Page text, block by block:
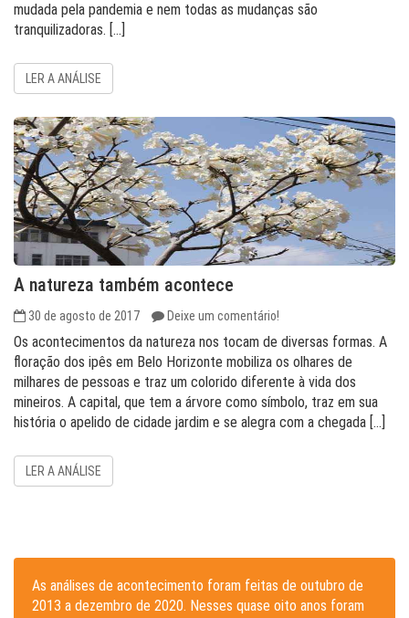
mudada pela pandemia e nem todas as mudanças são
tranquilizadoras. […]
LER A ANÁLISE
A natureza também acontece
30 de agosto de 2017 Deixe um comentário!
Os acontecimentos da natureza nos tocam de diversas formas. A
floração dos ipês em Belo Horizonte mobiliza os olhares de
milhares de pessoas e traz um colorido diferente à vida dos
mineiros. A capital, que tem a árvore como símbolo, traz em sua
história o apelido de cidade jardim e se alegra com a chegada […]
LER A ANÁLISE
As análises de acontecimento foram feitas de outubro de
2013 a dezembro de 2020. Nesses quase oito anos foram